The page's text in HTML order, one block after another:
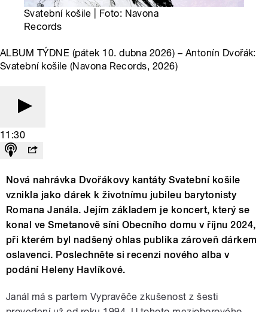
Svatební košile | Foto: Navona
Records
ALBUM TÝDNE (pátek 10. dubna 2026) – Antonín Dvořák:
Svatební košile (Navona Records, 2026)
11:30
Nová nahrávka Dvořákovy kantáty Svatební košile
vznikla jako dárek k životnímu jubileu barytonisty
Romana Janála. Jejím základem je koncert, který se
konal ve Smetanově síni Obecního domu v říjnu 2024,
při kterém byl nadšený ohlas publika zároveň dárkem
oslavenci. Poslechněte si recenzi nového alba v
podání Heleny Havlíkové.
Janál má s partem Vypravěče zkušenost z šesti